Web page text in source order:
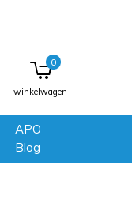
APO
Blog
winkelwagen
0